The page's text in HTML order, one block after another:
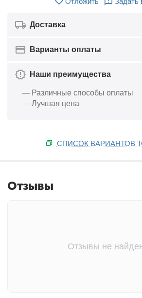
Доставка
Варианты оплаты
Наши преимущества
— Различные способы оплаты
— Лучшая цена
СПИСОК ВАРИАНТОВ
Отзывы
Отзывы не